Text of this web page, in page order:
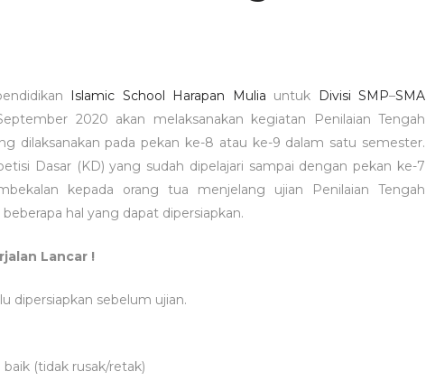
Islamic School Harapan Mulia untuk Divisi SMP–SMA
2020 akan melaksanakan kegiatan Penilaian Tengah
dilaksa­nakan pada pekan ke­-8 atau ke­-9 dalam satu semester.
Dasar (KD) yang sudah dipelajari sampai dengan pekan ke­-7
kepada orang tua menjelang ujian Penilaian Tengah
hal yang dapat dipersiapkan.
Lancar !
dipersiapkan sebelum ujian.
(tidak rusak/retak)